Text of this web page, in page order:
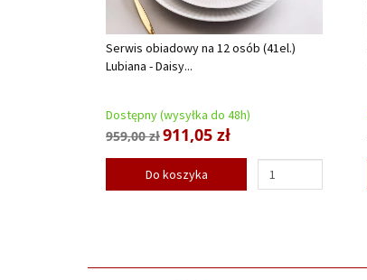
Serwis obiadowy na 12 osób (41el.)
Lubiana - Daisy...
Dostępny (wysyłka do 48h)
959,00 zł911,05 zł
Do koszyka